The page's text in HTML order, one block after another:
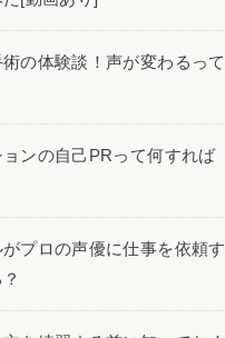
の体験談！声が変わるって
ンの自己PRって何すれば
プロの声優に仕事を依頼す